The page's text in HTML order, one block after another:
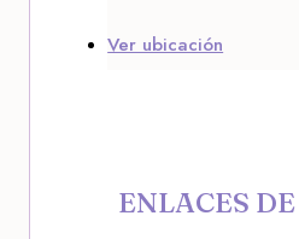
Ver ubicación
ENLACES